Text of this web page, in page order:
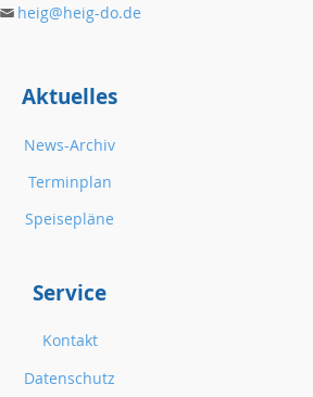
heig@heig-do.de
Aktuelles
News-Archiv
Terminplan
Speisepläne
Service
Kontakt
Datenschutz